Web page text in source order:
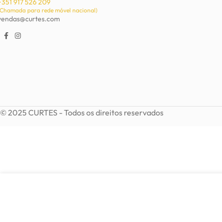
917 526 209
para rede móvel nacional)
© 2025 CURTES - Todos os direitos reservados